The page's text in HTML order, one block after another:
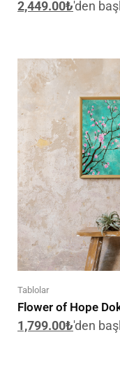
2,449.00₺'den
Tablolar
Flower of Hope
1,799.00₺'den